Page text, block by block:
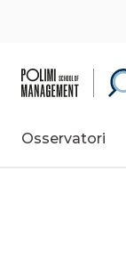
Osservatori